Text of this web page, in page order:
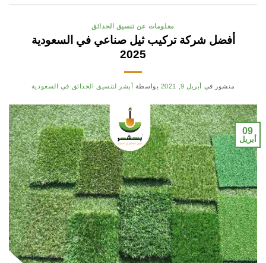
معلومات عن تنسيق الحدائق
أفضل شركة تركيب ثيل صناعي في السعودية
2025
منشور في أبريل 9, 2021 بواسطة أبشر لتنسيق الحدائق في السعودية
09
أبريل